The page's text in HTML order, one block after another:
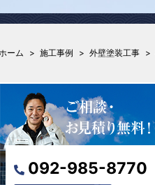
ーム 施工事例 外壁塗装工事
092-985-8770